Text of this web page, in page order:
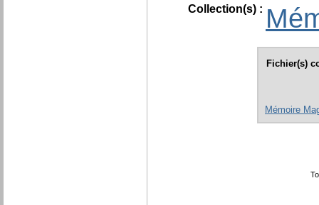
Collection(s) :
Fichier(s)
Mémoire